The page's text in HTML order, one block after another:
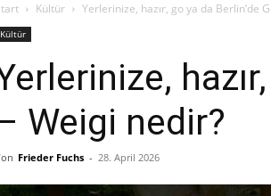
Kültür Yerlerinize, hazır, go ya da Berlin’de
Kültür
Weigi nedir?
Frieder Fuchs - 28. April 2026